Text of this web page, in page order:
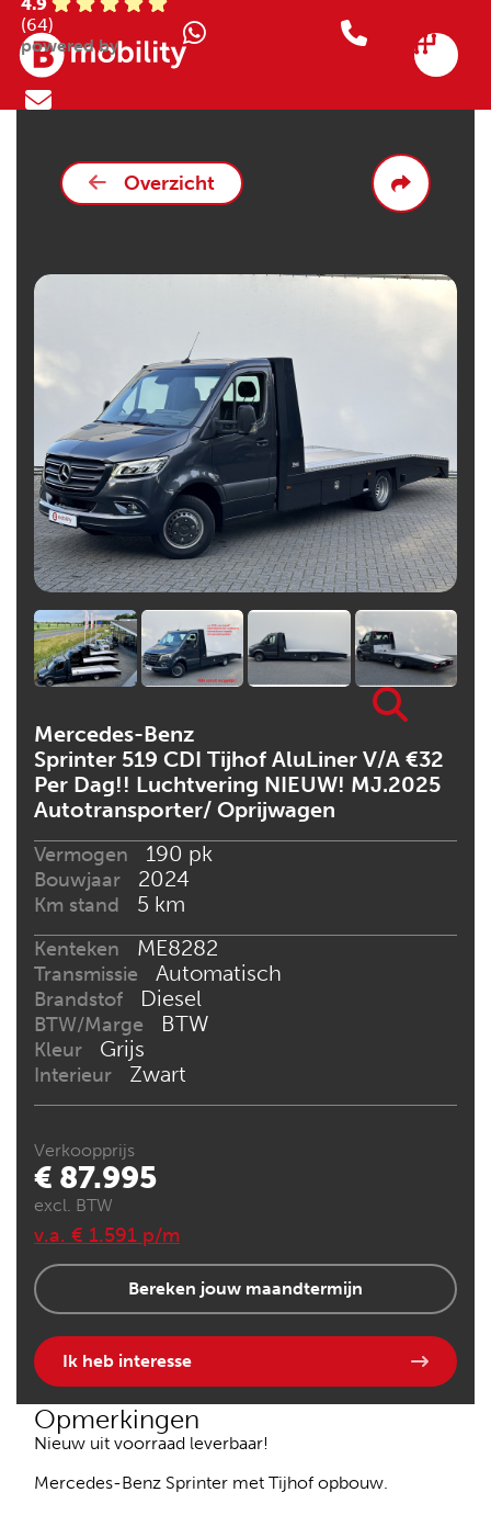
(64)
powered by
Overzicht
Mercedes-Benz
Sprinter 519 CDI Tijhof AluLiner V/A €32
Per Dag!! Luchtvering NIEUW! MJ.2025
Autotransporter/ Oprijwagen
Vermogen 190 pk
Bouwjaar 2024
Km stand 5 km
Kenteken ME8282
Transmissie Automatisch
Brandstof Diesel
BTW/Marge BTW
Kleur Grijs
Interieur Zwart
Verkoopprijs
€ 87.995
excl. BTW
v.a. € 1.591 p/m
Bereken jouw maandtermijn
Ik heb interesse
Opmerkingen
Nieuw uit voorraad leverbaar!
Mercedes-Benz Sprinter met Tijhof opbouw.